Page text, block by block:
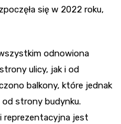
się w 2022 roku,
odnowiona
ulicy, jak i od
balkony, które jednak
strony budynku.
reprezentacyjna jest